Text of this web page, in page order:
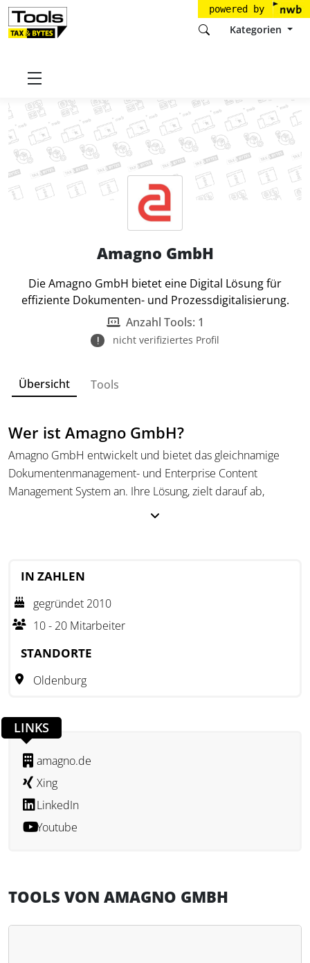
powered by
Kategorien
Startseite
Amagno GmbH
Die Amagno GmbH bietet eine Digital Lösung für
effiziente Dokumenten- und Prozessdigitalisierung.
Anzahl Tools: 1
nicht verifiziertes Profil
Übersicht Tools
Wer ist Amagno GmbH?
Amagno GmbH entwickelt und bietet das gleichnamige
Dokumentenmanagement- und Enterprise Content
Management System an. Ihre Lösung, zielt darauf ab,
Dateistrukturen. Das Unternehmen fördert die
Digitalisierung von Dokumenten und Prozessen durch
umfangreiche Import- und Exportschnittstellen sowie
Integrationen mit führenden ERP- und CRM-Systemen über
eine offene Restful API.
IN ZAHLEN
gegründet 2010
10 - 20 Mitarbeiter
STANDORTE
Oldenburg
LINKS
amagno.de
Xing
LinkedIn
Youtube
TOOLS VON AMAGNO GMBH